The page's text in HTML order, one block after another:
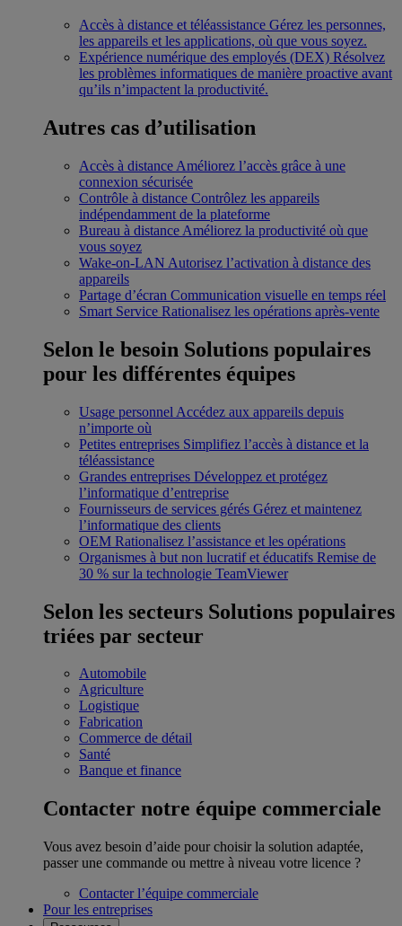
Accès à distance et téléassistance Gérez les personnes,
les appareils et les applications, où que vous soyez.
Expérience numérique des employés (DEX) Résolvez
les problèmes informatiques de manière proactive avant
qu’ils n’impactent la productivité.
Autres cas d’utilisation
Accès à distance Améliorez l’accès grâce à une
connexion sécurisée
Contrôle à distance Contrôlez les appareils
indépendamment de la plateforme
Bureau à distance Améliorez la productivité où que
vous soyez
Wake-on-LAN Autorisez l’activation à distance des
appareils
Partage d’écran Communication visuelle en temps réel
Smart Service Rationalisez les opérations après-vente
Selon le besoin Solutions populaires
pour les différentes équipes
Usage personnel Accédez aux appareils depuis
n’importe où
Petites entreprises Simplifiez l’accès à distance et la
téléassistance
Grandes entreprises Développez et protégez
l’informatique d’entreprise
Fournisseurs de services gérés Gérez et maintenez
l’informatique des clients
OEM Rationalisez l’assistance et les opérations
Organismes à but non lucratif et éducatifs Remise de
30 % sur la technologie TeamViewer
Selon les secteurs Solutions populaires
triées par secteur
Automobile
Agriculture
Logistique
Fabrication
Commerce de détail
Santé
Banque et finance
Contacter notre équipe commerciale
Vous avez besoin d’aide pour choisir la solution adaptée,
passer une commande ou mettre à niveau votre licence ?
Contacter l’équipe commerciale
Pour les entreprises